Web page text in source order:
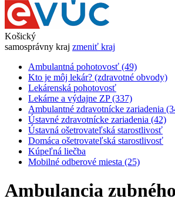
Košický
samosprávny kraj zmeniť kraj
Ambulantná pohotovosť (49)
Kto je môj lekár? (zdravotné obvody)
Lekárenská pohotovosť
Lekárne a výdajne ZP (337)
Ambulantné zdravotnícke zariadenia
Ústavné zdravotnícke zariadenia (42)
Ústavná ošetrovateľská starostlivosť
Domáca ošetrovateľská starostlivosť
Kúpeľná liečba
Mobilné odberové miesta (25)
Ambulancia